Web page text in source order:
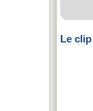
Le